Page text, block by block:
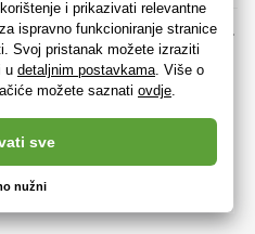
info@rajzaigracke.hr